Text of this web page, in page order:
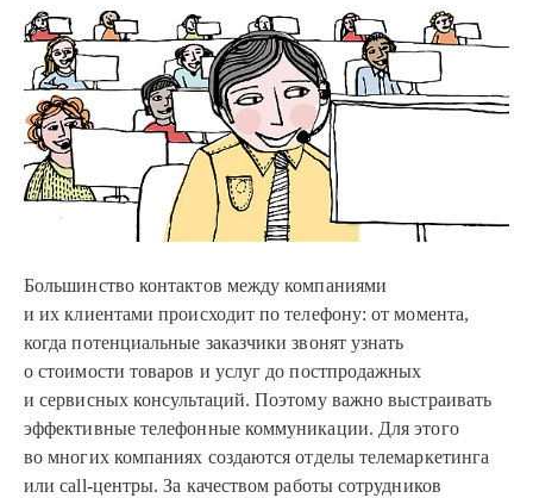
Большинство контактов между компаниями
и их клиентами происходит по телефону: от момента,
когда потенциальные заказчики звонят узнать
о стоимости товаров и услуг до постпродажных
и сервисных консультаций. Поэтому важно выстраивать
эффективные телефонные коммуникации. Для этого
во многих компаниях создаются отделы телемаркетинга
или call-центры. За качеством работы сотрудников